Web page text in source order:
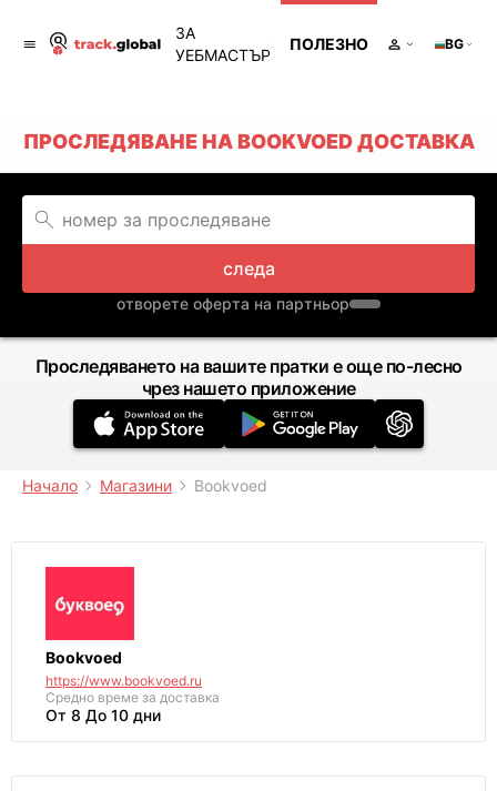
ЗА
УЕБМАСТЪР
ПОЛЕЗНО BG
ПРОСЛЕДЯВАНЕ НА BOOKVOED ДОСТАВКА
следа
отворете оферта на партньор
Проследяването на вашите пратки е още по-лесно
чрез нашето приложение
Начало Магазини Bookvoed
Bookvoed
https://www.bookvoed.ru
Средно време за доставка
От 8 До 10 дни